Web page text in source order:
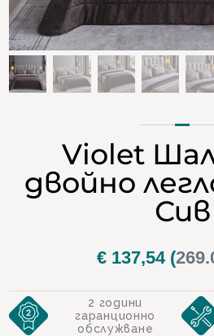
Violet
двойно
Сив
€ 137,54(
2 години
гаранционно
обслужване